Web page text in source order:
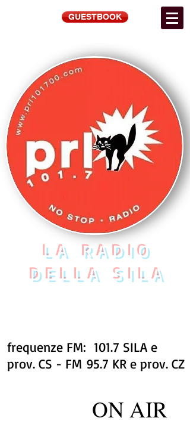
GUESTBOOK
LA RADIO
DELLA SILA
frequenze FM: 101.7 SILA e
prov. CS - FM 95.7 KR e prov. CZ
ON AIR